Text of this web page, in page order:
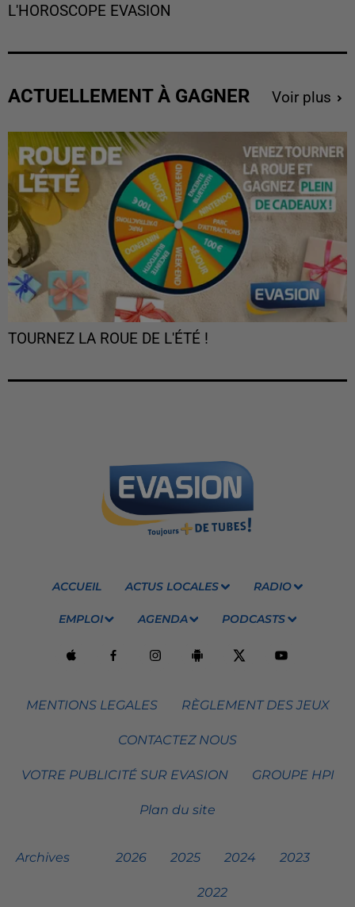
L'HOROSCOPE EVASION
ACTUELLEMENT À GAGNER Voir plus
TOURNEZ LA ROUE DE L'ÉTÉ !
ACCUEIL ACTUS LOCALES RADIO
EMPLOI AGENDA PODCASTS
MENTIONS LEGALES RÈGLEMENT DES JEUX
CONTACTEZ NOUS
VOTRE PUBLICITÉ SUR EVASION GROUPE HPI
Plan du site
Archives 2026 2025 2024 2023
2022